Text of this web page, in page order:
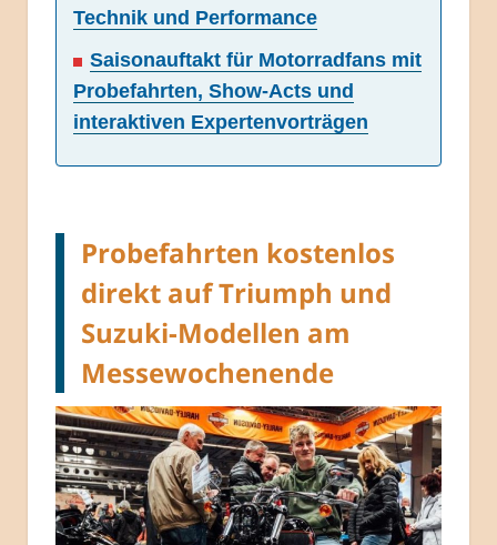
Technik und Performance
Saisonauftakt für Motorradfans mit
Probefahrten, Show-Acts und
interaktiven Expertenvorträgen
Probefahrten kostenlos
direkt auf Triumph und
Suzuki-Modellen am
Messewochenende